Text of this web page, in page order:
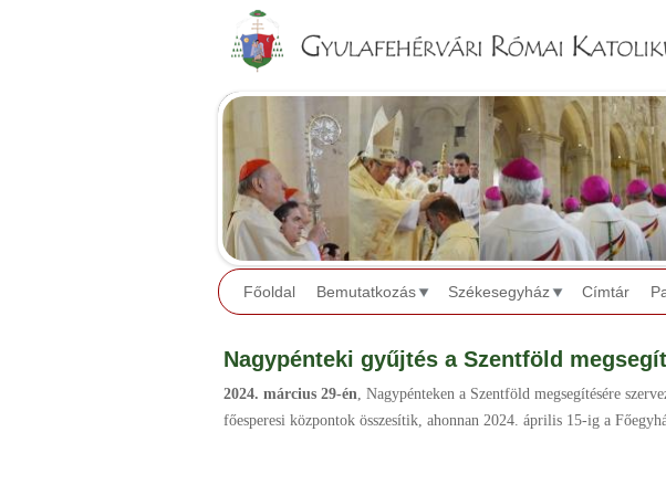
Főoldal Bemutatkozás Székesegyház Címtár
Nagypénteki gyűjtés a Szentföld
2024. március 29-én, Nagypénteken a Szentföld megsegítésére
főesperesi központok összesítik, ahonnan 2024. április 15-ig a